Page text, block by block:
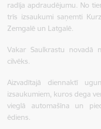
radīja apdraudējumu. No
trīs izsaukumi saņemti
Zemgalē un Latgalē.
Vakar Saulkrastu novadā
cilvēks.
Aizvadītajā diennaktī
izsaukumiem, kuros dega
vieglā automašīna un
ēdiens.